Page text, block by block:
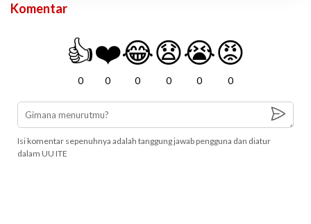
Komentar
👍
0
❤️
0
😂
0
😧
0
😭
0
😡
0
Isi komentar sepenuhnya adalah tanggung jawab pengguna dan diatur
dalam UU ITE